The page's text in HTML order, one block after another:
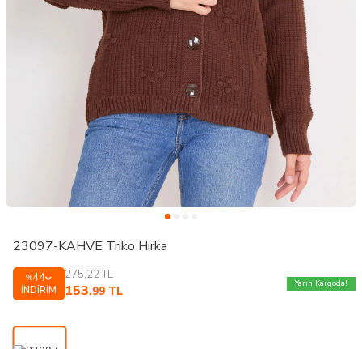
23097-KAHVE Triko Hırka
%44
İNDIRIM
275,22TL
153,99 TL
Yarın Kargoda!